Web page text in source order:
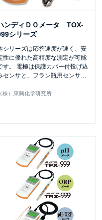
ンディＤＯメータ TOX-
シリーズ
シリーズは応答速度が速く、安
性に優れた高精度な測定が可能
す。 電極は保護カバー付投げ込
センサと、フラン瓶用センサ
（株）東興化学研究所